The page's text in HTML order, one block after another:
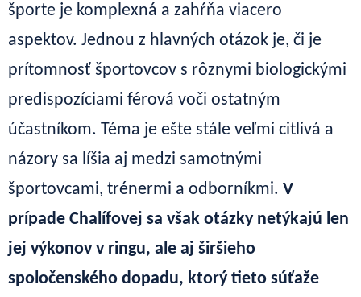
športe je komplexná a zahŕňa viacero
aspektov. Jednou z hlavných otázok je, či je
prítomnosť športovcov s rôznymi biologickými
predispozíciami férová voči ostatným
účastníkom. Téma je ešte stále veľmi citlivá a
názory sa líšia aj medzi samotnými
športovcami, trénermi a odborníkmi. V
prípade Chalífovej sa však otázky netýkajú len
jej výkonov v ringu, ale aj širšieho
spoločenského dopadu, ktorý tieto súťaže